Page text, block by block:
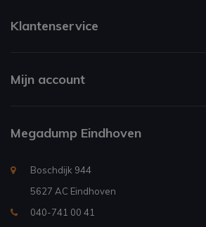
Klantenservice
Mijn account
Megadump Eindhoven
Boschdijk 944
5627 AC Eindhoven
040-741 00 41